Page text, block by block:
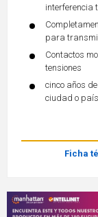
interferencia
para
Contactos
tensiones
cinco años
ciudad o país
Ficha